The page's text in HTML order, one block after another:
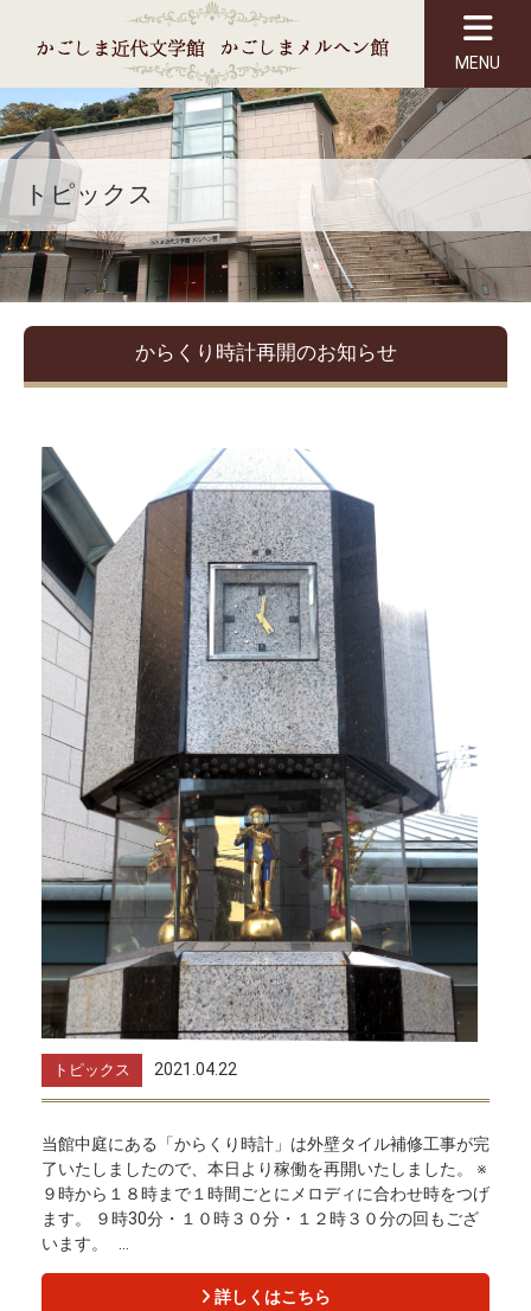
MENU
トピックス
からくり時計再開のお知らせ
トピックス 2021.04.22
当館中庭にある「からくり時計」は外壁タイル補修工事が完
了いたしましたので、本日より稼働を再開いたしました。 ※
９時から１８時まで１時間ごとにメロディに合わせ時をつげ
ます。 ９時30分・１０時３０分・１２時３０分の回もござ
います。 ...
詳しくはこちら